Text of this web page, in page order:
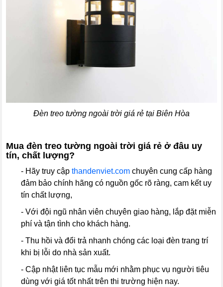
Đèn treo tường ngoài trời giá rẻ tại Biên Hòa
Mua đèn treo tường ngoài trời giá rẻ ở đâu uy
tín, chất lượng?
- Hãy truy cậpthandenviet.com chuyên cung cấp hàng
đảm bảo chính hãng có nguồn gốc rõ ràng, cam kết uy
tín chất lượng,
- Với đội ngũ nhân viên chuyên giao hàng, lắp đặt miễn
phí và tận tình cho khách hàng.
- Thu hồi và đổi trả nhanh chóng các loại đèn trang trí
khi bị lỗi do nhà sản xuất.
- Cập nhật liên tục mẫu mới nhằm phục vụ người tiêu
dùng với giá tốt nhất trên thi trường hiện nay.